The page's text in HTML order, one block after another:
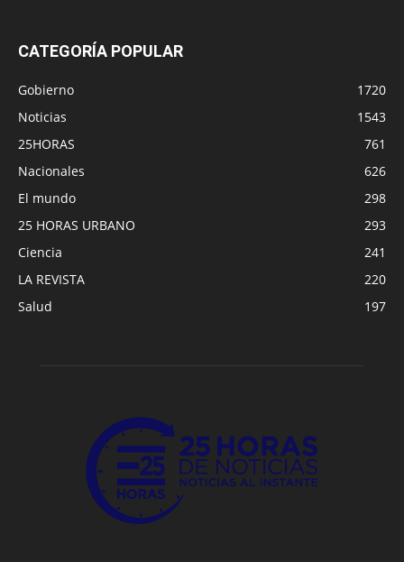
CATEGORÍA POPULAR
Gobierno
1720
Noticias
1543
25HORAS
761
Nacionales
626
El mundo
298
25 HORAS URBANO
293
Ciencia
241
LA REVISTA
220
Salud
197